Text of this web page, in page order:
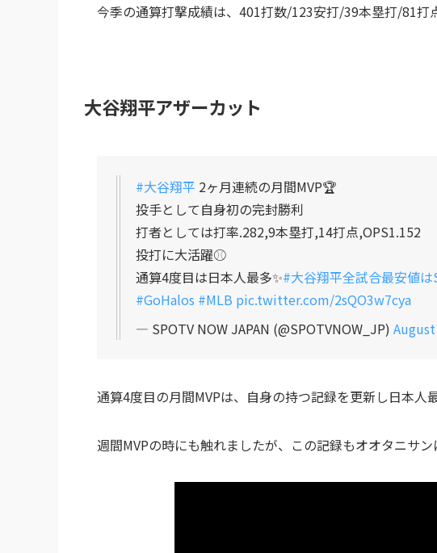
今季の通算打撃成績は、401打数/123安打/39本塁打/81
大谷翔平アザーカット
#大谷翔平 2ヶ月連続の月間MVP🏆
投手として自身初の完封勝利
打者としては打率.282,9本塁打,14打点,OPS1.152
投打に大活躍⚾️
通算4度目は日本人最多✨#大谷翔平全試合最安値は
#GoHalos #MLB pic.twitter.com/2sQO3w7cya
— SPOTV NOW JAPAN (@SPOTVNOW_JP)
通算4度目の月間MVPは、自身の持つ記録を更新し日本人
週間MVPの時にも触れましたが、この記録もオオタニサ